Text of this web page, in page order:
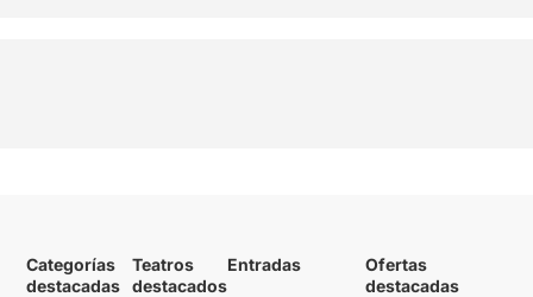
Categorías
destacadas
Teatros
destacados
Entradas
Ofertas
destacadas